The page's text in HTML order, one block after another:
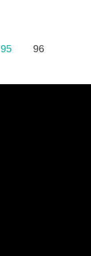
95 96